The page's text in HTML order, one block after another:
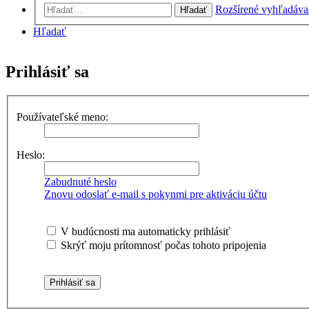
Hľadať
Rozšírené
Hľadať
Prihlásiť sa
Používateľské meno:
Heslo:
Zabudnuté heslo
Znovu odoslať e-mail s pokynmi pre aktiváciu účtu
V budúcnosti ma automaticky prihlásiť
Skrýť moju prítomnosť počas tohoto pripojenia